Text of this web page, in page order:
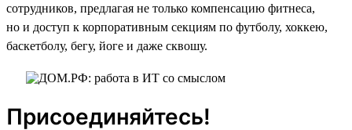
сотрудников, предлагая не только компенсацию фитнеса,
но и доступ к корпоративным секциям по футболу, хоккею,
баскетболу, бегу, йоге и даже сквошу.
Присоединяйтесь!